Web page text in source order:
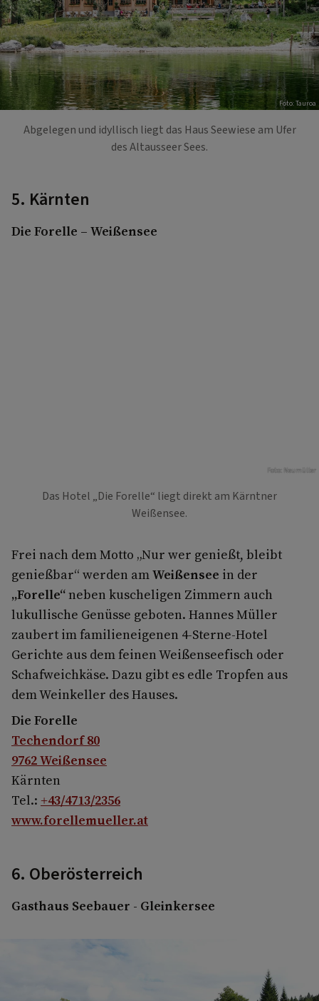
Foto: Tauroa
Abgelegen und idyllisch liegt das Haus Seewiese am Ufer
des Altausseer Sees.
5. Kärnten
Die Forelle – Weißensee
Foto: Neumüller
Das Hotel „Die Forelle“ liegt direkt am Kärntner
Weißensee.
Frei nach dem Motto „Nur wer genießt, bleibt
genießbar“ werden amWeißensee in der
„Forelle“ neben kuscheligen Zimmern auch
lukullische Genüsse geboten. Hannes Müller
zaubert im familieneigenen 4-Sterne-Hotel
Gerichte aus dem feinen Weißenseefisch oder
Schafweichkäse. Dazu gibt es edle Tropfen aus
dem Weinkeller des Hauses.
Die Forelle
Techendorf 80
9762 Weißensee
Kärnten
Tel.: +43/4713/2356
www.forellemueller.at
6. Oberösterreich
Gasthaus Seebauer - Gleinkersee